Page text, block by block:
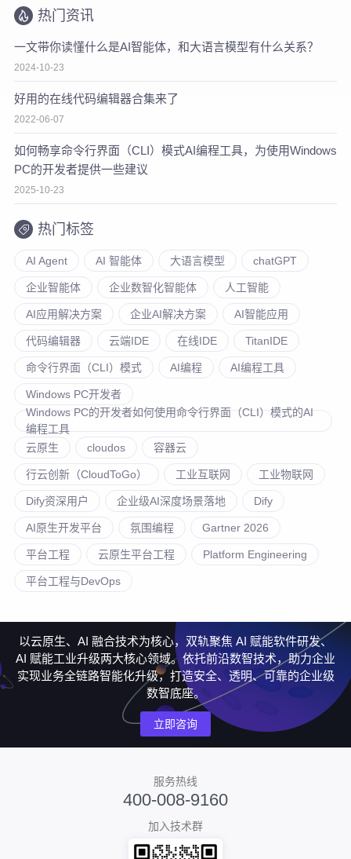
热门资讯
一文带你读懂什么是AI智能体，和大语言模型有什么关系？
2024-10-23
好用的在线代码编辑器合集来了
2022-06-07
如何畅享命令行界面（CLI）模式AI编程工具，为使用Windows
PC的开发者提供一些建议
2025-10-23
热门标签
AI Agent AI 智能体 大语言模型 chatGPT
企业智能体 企业数智化智能体 人工智能
AI应用解决方案 企业AI解决方案 AI智能应用
代码编辑器 云端IDE 在线IDE TitanIDE
命令行界面（CLI）模式 AI编程 AI编程工具
Windows PC开发者
Windows PC的开发者如何使用命令行界面（CLI）模式的AI
编程工具
云原生
cloudos 容器云
行云创新（CloudToGo） 工业互联网 工业物联网
Dify资深用户 企业级AI深度场景落地 Dify
AI原生开发平台 氛围编程 Gartner 2026
平台工程 云原生平台工程 Platform Engineering
平台工程与DevOps
以云原生、AI 融合技术为核心，双轨聚焦 AI 赋能软件研发、
AI 赋能工业升级两大核心领域。依托前沿数智技术，助力企业
实现业务全链路智能化升级，打造安全、透明、可靠的企业级
数智底座。
立即咨询
服务热线
400-008-9160
加入技术群